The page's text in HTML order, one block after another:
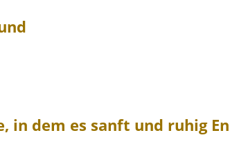
in dem es sanft und ruhig